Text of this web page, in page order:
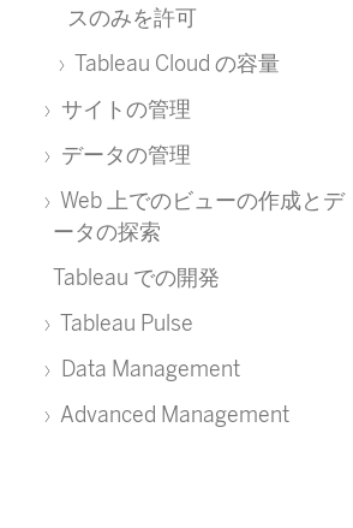
スのみを許可
Tableau Cloud の容量
サイトの管理
データの管理
Web 上でのビューの作成とデ
ータの探索
Tableau での開発
Tableau Pulse
Data Management
Advanced Management